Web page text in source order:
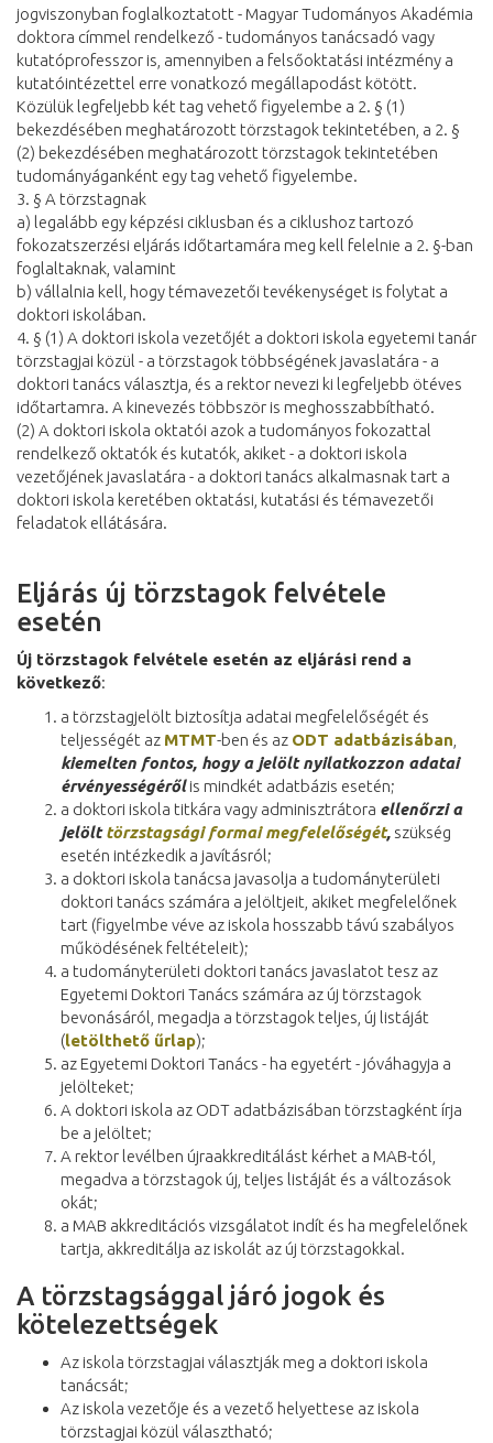
jogviszonyban foglalkoztatott - Magyar Tudományos Akadémia
doktora címmel rendelkező - tudományos tanácsadó vagy
kutatóprofesszor is, amennyiben a felsőoktatási intézmény a
kutatóintézettel erre vonatkozó megállapodást kötött.
Közülük legfeljebb két tag vehető figyelembe a 2. § (1)
bekezdésében meghatározott törzstagok tekintetében, a 2. §
(2) bekezdésében meghatározott törzstagok tekintetében
tudományáganként egy tag vehető figyelembe.
3. § A törzstagnak
a) legalább egy képzési ciklusban és a ciklushoz tartozó
fokozatszerzési eljárás időtartamára meg kell felelnie a 2. §-ban
foglaltaknak, valamint
b) vállalnia kell, hogy témavezetői tevékenységet is folytat a
doktori iskolában.
4. § (1) A doktori iskola vezetőjét a doktori iskola egyetemi tanár
törzstagjai közül - a törzstagok többségének javaslatára - a
doktori tanács választja, és a rektor nevezi ki legfeljebb ötéves
időtartamra. A kinevezés többször is meghosszabbítható.
(2) A doktori iskola oktatói azok a tudományos fokozattal
rendelkező oktatók és kutatók, akiket - a doktori iskola
vezetőjének javaslatára - a doktori tanács alkalmasnak tart a
doktori iskola keretében oktatási, kutatási és témavezetői
feladatok ellátására.
Eljárás új törzstagok felvétele
esetén
Új törzstagok felvétele esetén az eljárási rend a
következő:
a törzstagjelölt biztosítja adatai megfelelőségét és
teljességét az MTMT-ben és az ODT adatbázisában
kiemelten fontos, hogy a jelölt nyilatkozzon adatai
érvényességérőlis mindkét adatbázis esetén;
a doktori iskola titkára vagy adminisztrátora ellenőrzi a
jelölttörzstagsági formai megfelelőségét, szükség
esetén intézkedik a javításról;
a doktori iskola tanácsa javasolja a tudományterületi
doktori tanács számára a jelöltjeit, akiket megfelelőnek
tart (figyelmbe véve az iskola hosszabb távú szabályos
működésének feltételeit);
a tudományterületi doktori tanács javaslatot tesz az
Egyetemi Doktori Tanács számára az új törzstagok
bevonásáról, megadja a törzstagok teljes, új listáját
(letölthető űrlap);
az Egyetemi Doktori Tanács - ha egyetért - jóváhagyja a
jelölteket;
A doktori iskola az ODT adatbázisában törzstagként írja
be a jelöltet;
A rektor levélben újraakkreditálást kérhet a MAB-tól,
megadva a törzstagok új, teljes listáját és a változások
okát;
a MAB akkreditációs vizsgálatot indít és ha megfelelőnek
tartja, akkreditálja az iskolát az új törzstagokkal.
A törzstagsággal járó jogok és
kötelezettségek
Az iskola törzstagjai választják meg a doktori iskola
tanácsát;
Az iskola vezetője és a vezető helyettese az iskola
törzstagjai közül választható;